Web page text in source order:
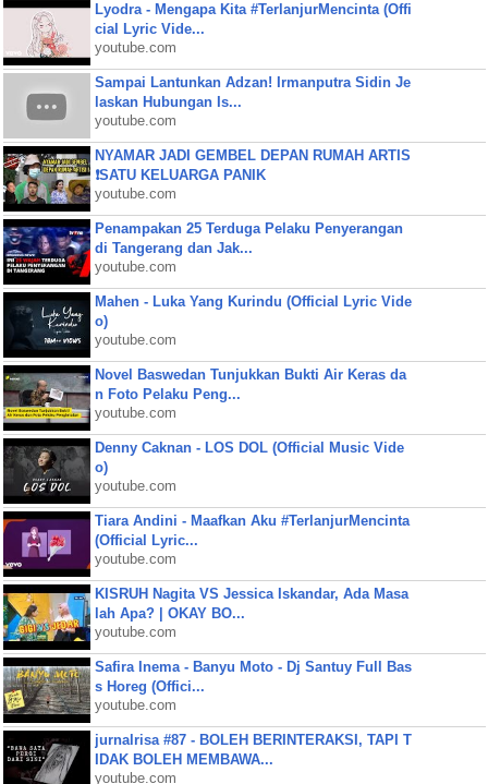
Lyodra - Mengapa Kita #TerlanjurMencinta (Offi
cial Lyric Vide...
youtube.com
Sampai Lantunkan Adzan! Irmanputra Sidin Je
laskan Hubungan Is...
youtube.com
NYAMAR JADI GEMBEL DEPAN RUMAH ARTIS
❗SATU KELUARGA PANIK
youtube.com
Penampakan 25 Terduga Pelaku Penyerangan
di Tangerang dan Jak...
youtube.com
Mahen - Luka Yang Kurindu (Official Lyric Vide
o)
youtube.com
Novel Baswedan Tunjukkan Bukti Air Keras da
n Foto Pelaku Peng...
youtube.com
Denny Caknan - LOS DOL (Official Music Vide
o)
youtube.com
Tiara Andini - Maafkan Aku #TerlanjurMencinta
(Official Lyric...
youtube.com
KISRUH Nagita VS Jessica Iskandar, Ada Masa
lah Apa? | OKAY BO...
youtube.com
Safira Inema - Banyu Moto - Dj Santuy Full Bas
s Horeg (Offici...
youtube.com
jurnalrisa #87 - BOLEH BERINTERAKSI, TAPI T
IDAK BOLEH MEMBAWA...
youtube.com